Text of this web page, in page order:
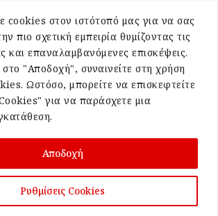
cookies στον ιστότοπό μας για να σας
πιο σχετική εμπειρία θυμίζοντας τις
και επαναλαμβανόμενες επισκέψεις.
"Αποδοχή", συναινείτε στη χρήση
Ωστόσο, μπορείτε να επισκεφτείτε
για να παράσχετε μια
Ρυθμίσεις Cookies
Αποδοχή